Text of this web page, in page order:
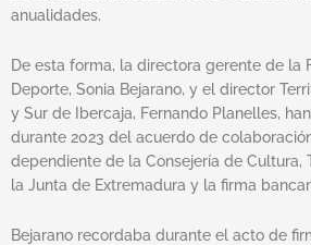
anualidades.
De esta forma, la directora gerente de la
Deporte, Sonia Bejarano, y el director
y Sur de Ibercaja, Fernando Planelles,
durante 2023 del acuerdo de
dependiente de la Consejería de Cultura,
la Junta de Extremadura y la firma
Bejarano recordaba durante el acto de